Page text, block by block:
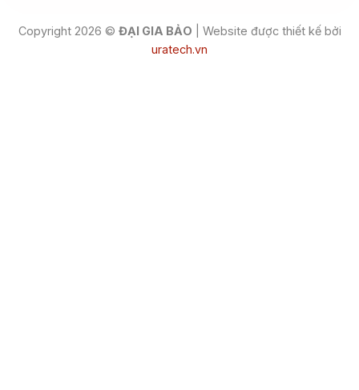
Copyright 2026 © ĐẠI GIA BẢO | Website được thiết kế bởi
uratech.vn